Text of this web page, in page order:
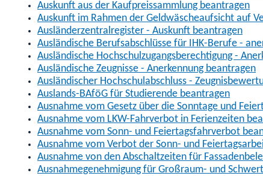
Auskunft aus der Kaufpreissammlung beantragen
Auskunft im Rahmen der Geldwäscheaufsicht auf
Ausländerzentralregister - Auskunft beantragen
Ausländische Berufsabschlüsse für IHK-Berufe -
Ausländische Hochschulzugangsberechtigung -
Ausländische Zeugnisse - Anerkennung beantragen
Ausländischer Hochschulabschluss -
Auslands-BAföG für Studierende beantragen
Ausnahme vom Gesetz über die Sonntage und
Ausnahme vom LKW-Fahrverbot in Ferienzeiten
Ausnahme vom Sonn- und Feiertagsfahrverbot
Ausnahme vom Verbot der Sonn- und
Ausnahme von den Abschaltzeiten für
Ausnahmegenehmigung für Großraum- und